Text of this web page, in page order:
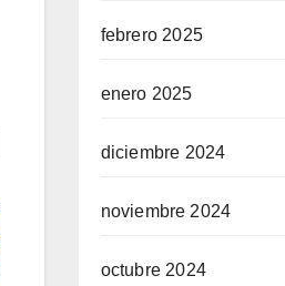
febrero 2025
enero 2025
diciembre 2024
noviembre 2024
octubre 2024